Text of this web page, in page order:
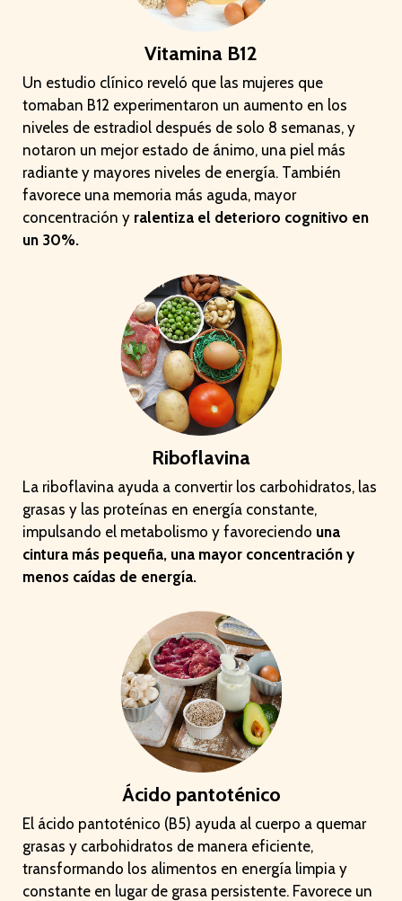
Vitamina B12
Un estudio clínico reveló que las mujeres que
tomaban B12 experimentaron un aumento en los
niveles de estradiol después de solo 8 semanas, y
notaron un mejor estado de ánimo, una piel más
radiante y mayores niveles de energía. También
favorece una memoria más aguda, mayor
concentración y ralentiza el deterioro cognitivo en
un 30%.
Riboflavina
La riboflavina ayuda a convertir los carbohidratos, las
grasas y las proteínas en energía constante,
impulsando el metabolismo y favoreciendo una
cintura más pequeña, una mayor concentración y
menos caídas de energía.
Ácido pantoténico
El ácido pantoténico (B5) ayuda al cuerpo a quemar
grasas y carbohidratos de manera eficiente,
transformando los alimentos en energía limpia y
constante en lugar de grasa persistente. Favorece un